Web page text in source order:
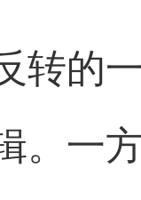
转的
。一